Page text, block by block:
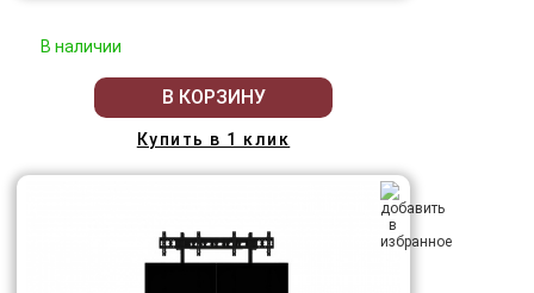
В наличии
В КОРЗИНУ
Купить в 1 клик